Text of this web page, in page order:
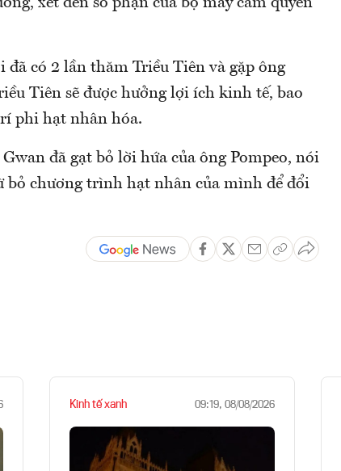
xét đến số phận của bộ máy cầm quyền
có 2 lần thăm Triều Tiên và gặp ông
Tiên sẽ được hưởng lợi ích kinh tế, bao
phi hạt nhân hóa.
đã gạt bỏ lời hứa của ông Pompeo, nói
bỏ chương trình hạt nhân của mình để đổi
Kinh tế xanh 09:19, 08/08/2026